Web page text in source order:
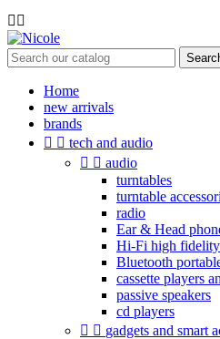

Home
new arrivals
brands
  tech and audio
  audio
turntables
turntable
radio
Ear & Head
Hi-Fi high fidelity
Bluetooth
cassette players
passive speakers
cd players
  gadgets and smart